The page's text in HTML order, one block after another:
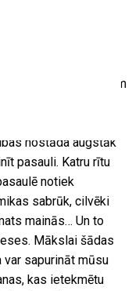
ietekme uz
cilvēkus uz
ka liksim tām
Es šaubās
veicinošu.
nostāda augstāk
pasauli. Katru rītu
notiek
sabrūk, cilvēki
mainās… Un to
Mākslai šādas
var sapurināt mūsu
kas ietekmētu